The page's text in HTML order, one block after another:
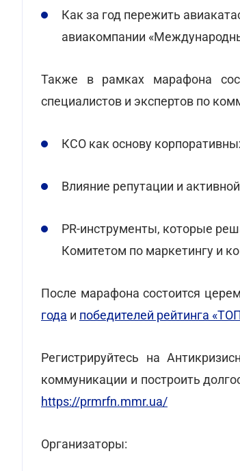
Как за год пережить
авиакомпании
Также в рамках марафона
специалистов и экспертов по
КСО как основу
Влияние репутации и
PR-инструменты, которые
Комитетом по маркетингу и
После марафона состоится
года и победителей рейтинга
Регистрируйтесь на
коммуникации и построить
https://prmrfn.mmr.ua/
Организаторы: